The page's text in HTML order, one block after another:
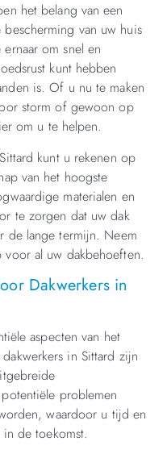
het belang van een
van uw huis
om snel en
kunt hebben
is. Of u nu te maken
storm of gewoon op
om u te helpen.
kunt u rekenen op
van het hoogste
materialen en
te zorgen dat uw dak
de lange termijn. Neem
al uw dakbehoeften.
Dakwerkers in
aspecten van het
in Sittard zijn
problemen
waardoor u tijd en
de toekomst.